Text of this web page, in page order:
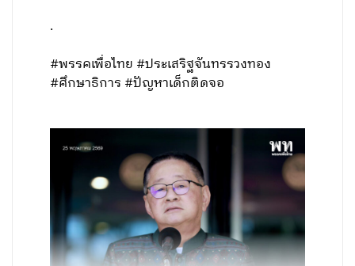
.
#พรรคเพื่อไทย #ประเสริฐจันทรรวงทอง
#ศึกษาธิการ #ปัญหาเด็กติดจอ